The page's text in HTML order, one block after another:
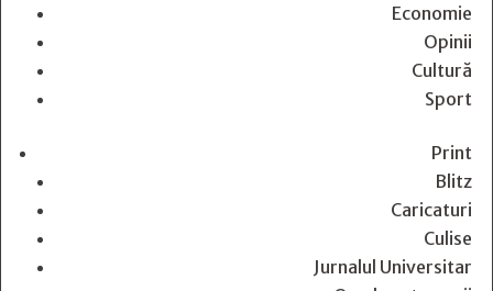
Economie
Opinii
Cultură
Sport
Print
Blitz
Caricaturi
Culise
Jurnalul Universitar